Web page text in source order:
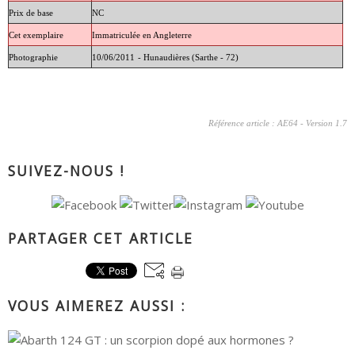
Prix de base NC
Cet exemplaire Immatriculée en Angleterre
Photographie 10/06/2011 - Hunaudières (Sarthe - 72)
Référence article : AE64 - Version 1.7
SUIVEZ-NOUS !
PARTAGER CET ARTICLE
VOUS AIMEREZ AUSSI :